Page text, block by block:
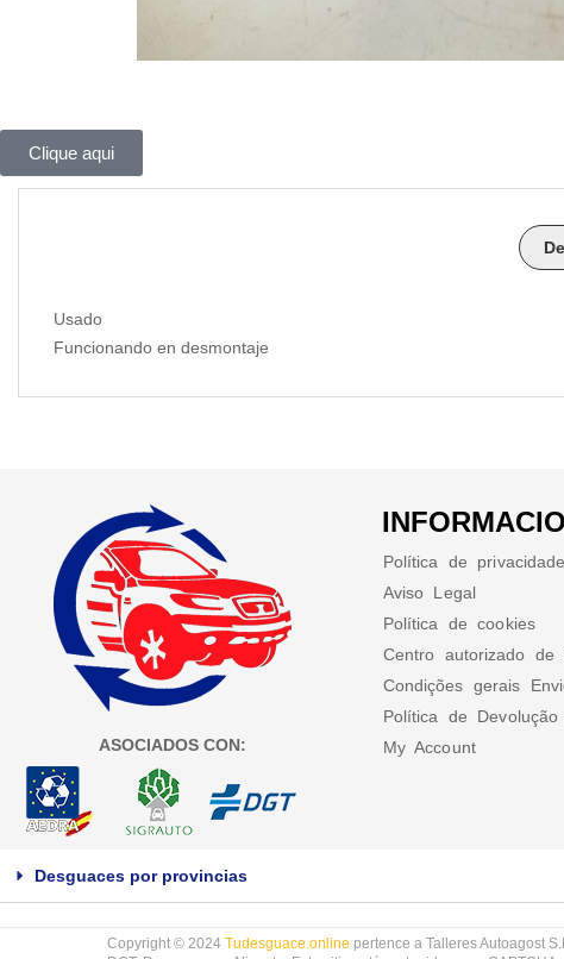
Clique aqui
Usado
Funcionando en desmontaje
ASOCIADOS CON:
Política de privacidade
Aviso Legal
Política de cookies
Centro autorizado de
Condições gerais
Política de
My Account
Desguaces por provincias
Copyright © 2024 Tudesguace.online pertence a Talleres Autoagost